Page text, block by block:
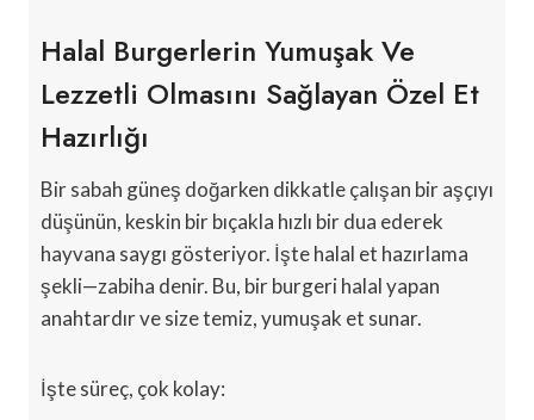
Halal Burgerlerin Yumuşak Ve
Lezzetli Olmasını Sağlayan Özel Et
Hazırlığı
Bir sabah güneş doğarken dikkatle çalışan bir aşçıyı
düşünün, keskin bir bıçakla hızlı bir dua ederek
hayvana saygı gösteriyor. İşte halal et hazırlama
şekli—zabiha denir. Bu, bir burgeri halal yapan
anahtardır ve size temiz, yumuşak et sunar.
İşte süreç, çok kolay: